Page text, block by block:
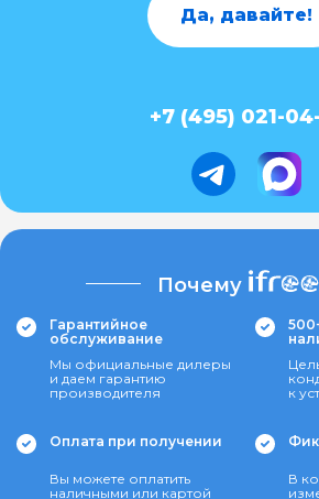
Да, давайте!
+7 (495) 021-
Почему
Гарантийное
обслуживание
Мы официальные дилеры
и даем гарантию
производителя
к
Оплата при получении
Вы можете оплатить
наличными или картой
В